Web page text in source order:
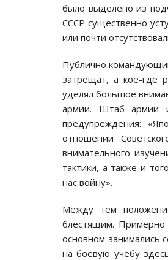
было выделено из
СССР существенно
или почти
Публично
затрещат, а кое-где
уделял большое
армии. Штаб армии
предупреждения:
отношении
внимательного
тактики, а также и
нас войну».
Между тем
блестящим. Примерно
основном занимались
на боевую учебу